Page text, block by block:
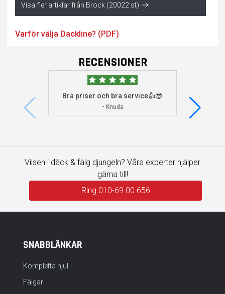
Visa fler artiklar från Brock (20022 st)
Varför välja Dackline? (PDF)
RECENSIONER
Bra priser och bra service👍😎
- Knuda
Vilsen i däck & fälg djungeln? Våra experter hjälper
gärna till!
Ring 010-69 00 656
SNABBLÄNKAR
Kompletta hjul
Fälgar